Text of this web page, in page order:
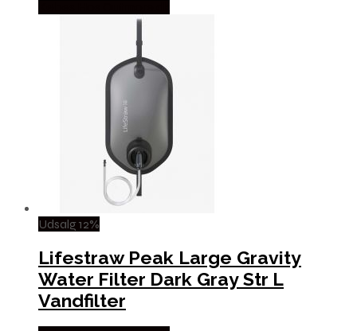
Udsalg 12%
Lifestraw Peak Large Gravity
Water Filter Dark Gray Str L
Vandfilter